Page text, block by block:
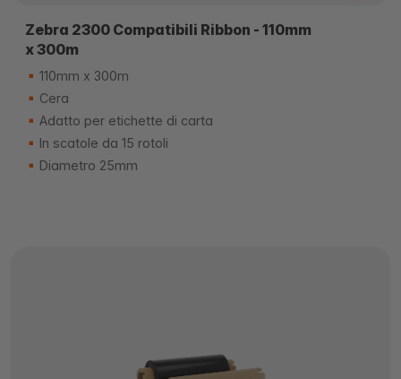
Zebra 2300 Compatibili Ribbon - 110mm
x 300m
110mm x 300m
Cera
Adatto per etichette di carta
In scatole da 15 rotoli
Diametro 25mm